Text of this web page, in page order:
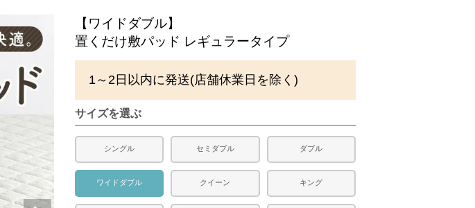
【ワイドダブル】
置くだけ敷パッド レギュラータイプ
1～2日以内に発送(店舗休業日を除く)
サイズを選ぶ
シングル セミダブル ダブル
ワイドダブル クイーン キング